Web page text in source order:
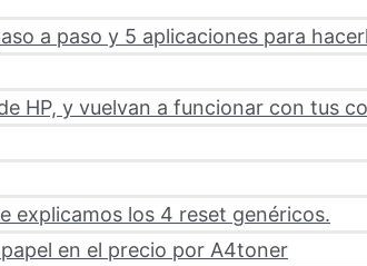
a paso y 5 aplicaciones para
HP, y vuelvan a funcionar con tus
explicamos los 4 reset genéricos.
en el precio por A4toner